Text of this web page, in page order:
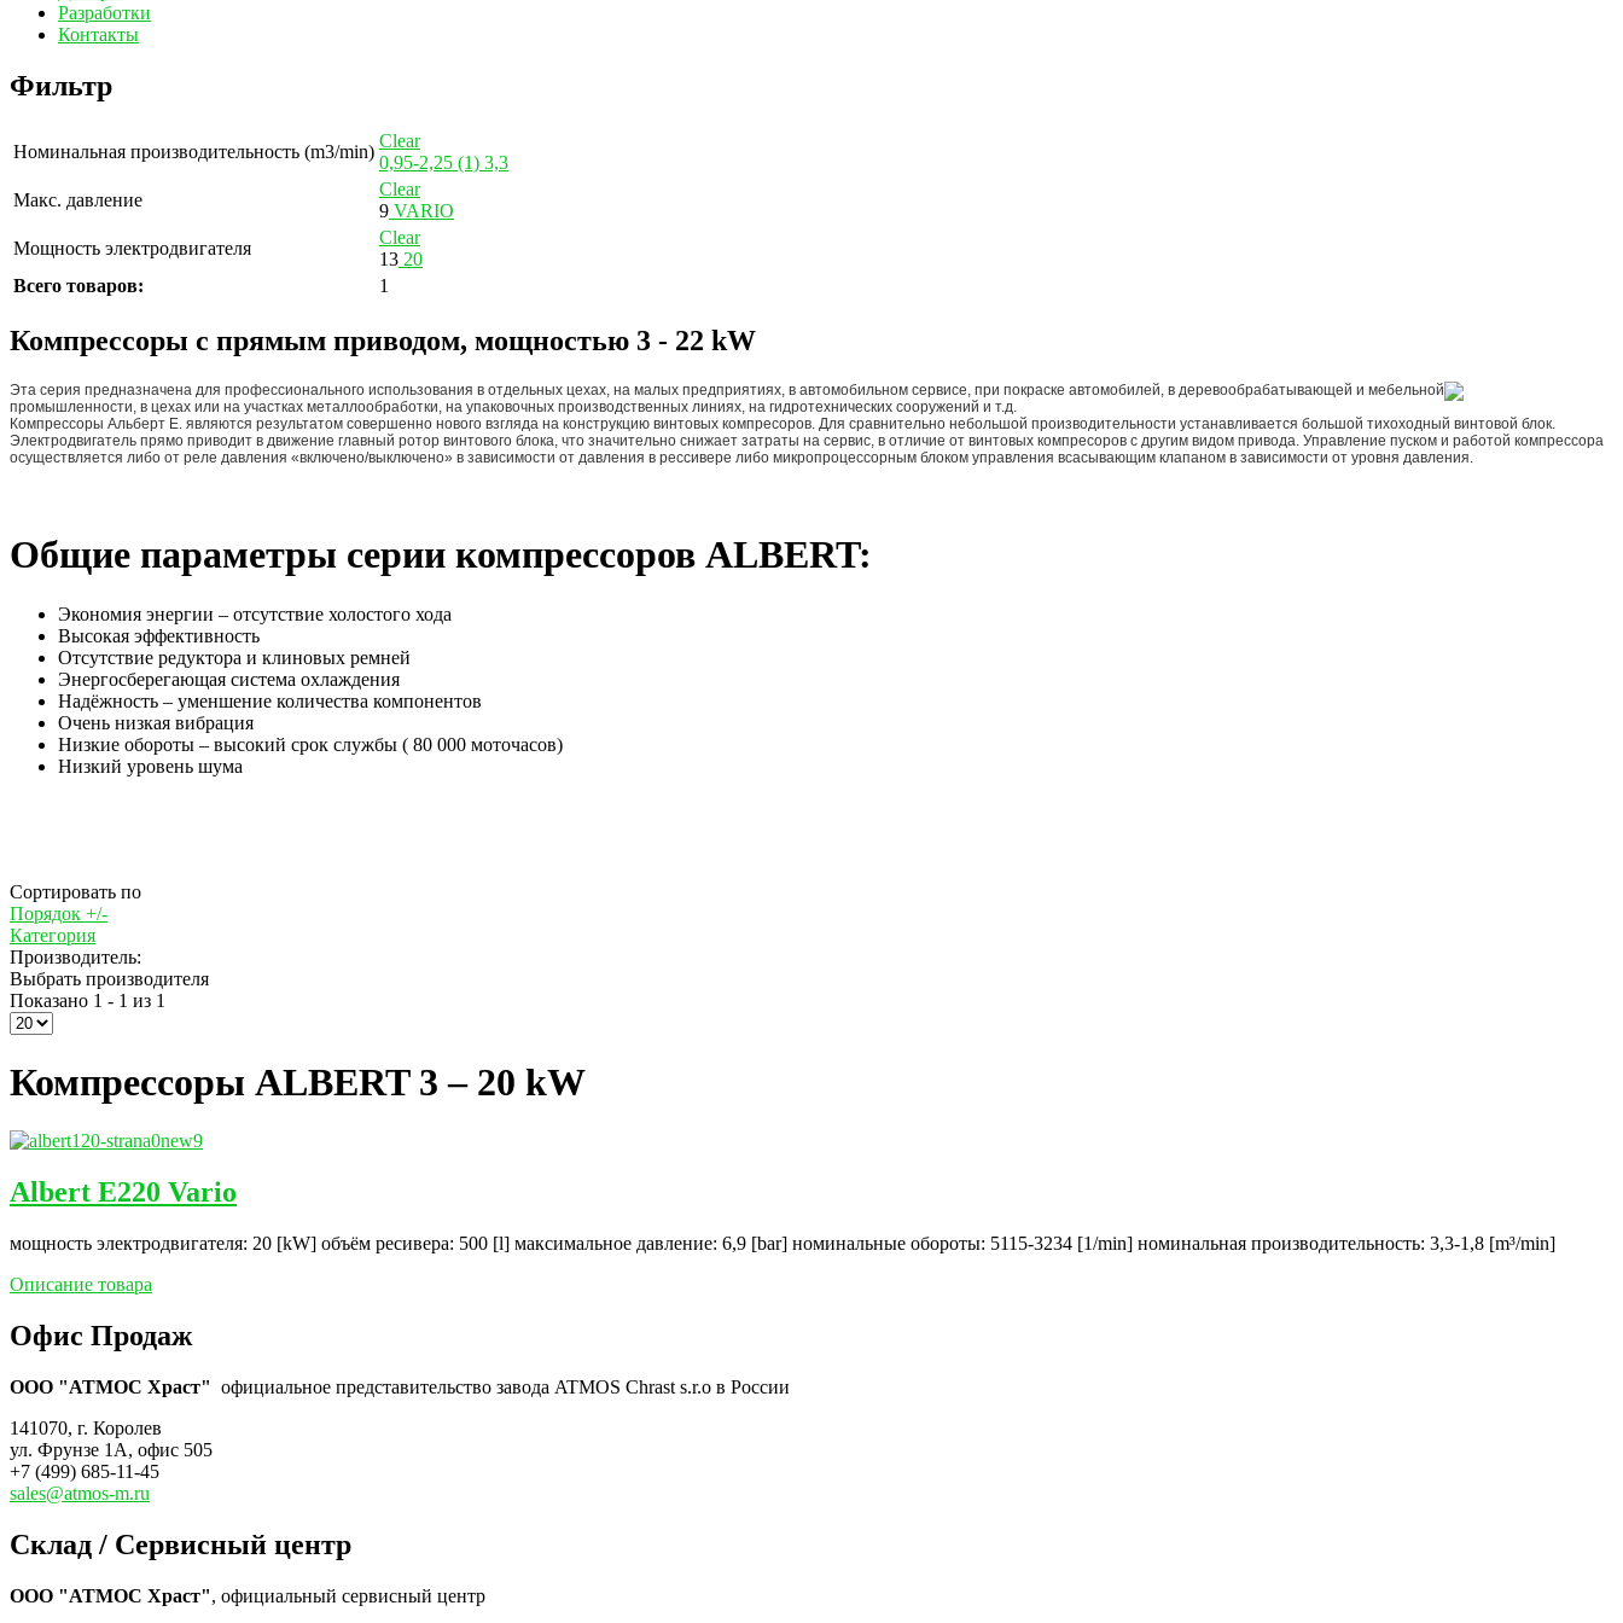
Разработки
Контакты
Фильтр
Номинальная производительность (m3/min)
Clear
0,95-2,25 (1) 3,3
Макс. давление
Clear
9 VARIO
Мощность электродвигателя
Clear
13 20
Всего товаров:
1
Компрессоры с прямым приводом, мощностью 3 - 22 kW
Эта серия предназначена для профессионального использования в отдельных цехах, на малых предприятиях, в автомобильном сервисе, при покраске автомобилей, в деревообрабатывающей и мебельной
промышленности, в цехах или на участках металлообработки, на упаковочных производственных линиях, на гидротехнических сооружений и т.д.
Компрессоры Альберт E. являются результатом совершенно нового взгляда на конструкцию винтовых компресоров. Для сравнительно небольшой производительности устанавливается большой тихоходный винтовой блок.
Электродвигатель прямо приводит в движение главный ротор винтового блока, что значительно снижает затраты на сервис, в отличие от винтовых компресоров с другим видом привода. Управление пуском и работой компрессора
осуществляется либо от реле давления «включено/выключено» в зависимости от давления в рессивере либо микропроцессорным блоком управления всасывающим клапаном в зависимости от уровня давления.
Общие параметры серии компрессоров ALBERT:
Экономия энергии – отсутствие холостого хода
Высокая эффективность
Отсутствие редуктора и клиновых ремней
Энергосберегающая система охлаждения
Надёжность – уменшение количества компонентов
Очень низкая вибрация
Низкие обороты – высокий срок службы ( 80 000 моточасов)
Низкий уровень шума
Сортировать по
Порядок +/-
Категория
Производитель:
Выбрать производителя
Показано 1 - 1 из 1
Компрессоры ALBERT 3 – 20 kW
Albert E220 Vario
мощность электродвигателя: 20 [kW] объём ресивера: 500 [l] максимальное давление: 6,9 [bar] номинальные обороты: 5115-3234 [1/min] номинальная производительность: 3,3-1,8 [m³/min]
Описание товара
Офис Продаж
ООО "АТМОС Храст" официальное представительство завода ATMOS Chrast s.r.o в России
141070, г. Королев
ул. Фрунзе 1А, офис 505
+7 (499) 685-11-45
sales@atmos-m.ru
Склад / Сервисный центр
ООО "АТМОС Храст", официальный сервисный центр